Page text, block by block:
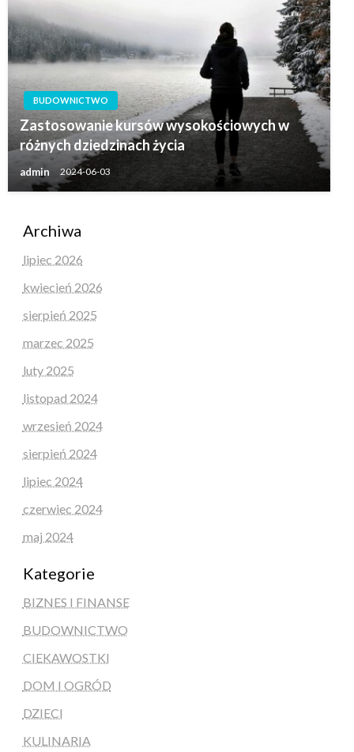
BUDOWNICTWO
Zastosowanie kursów wysokościowych w
różnych dziedzinach życia
admin 2024-06-03
Archiwa
lipiec 2026
kwiecień 2026
sierpień 2025
marzec 2025
luty 2025
listopad 2024
wrzesień 2024
sierpień 2024
lipiec 2024
czerwiec 2024
maj 2024
Kategorie
BIZNES I FINANSE
BUDOWNICTWO
CIEKAWOSTKI
DOM I OGRÓD
DZIECI
KULINARIA